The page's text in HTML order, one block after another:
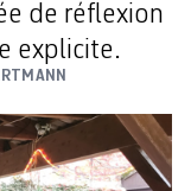
de réflexion
explicite.